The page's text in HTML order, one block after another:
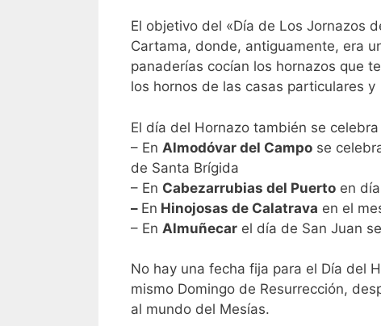
El objetivo del «Día de Los Jornazos
Cartama, donde, antiguamente, era
panaderías cocían los hornazos que
los hornos de las casas particulares
El día del Hornazo también se
– En Almodóvar del Campo se
de Santa Brígida
– En Cabezarrubias del Puerto en
– En Hinojosas de Calatrava en el
– En Almuñecar el día de San Juan
No hay una fecha fija para el Día del
mismo Domingo de Resurrección,
al mundo del Mesías.